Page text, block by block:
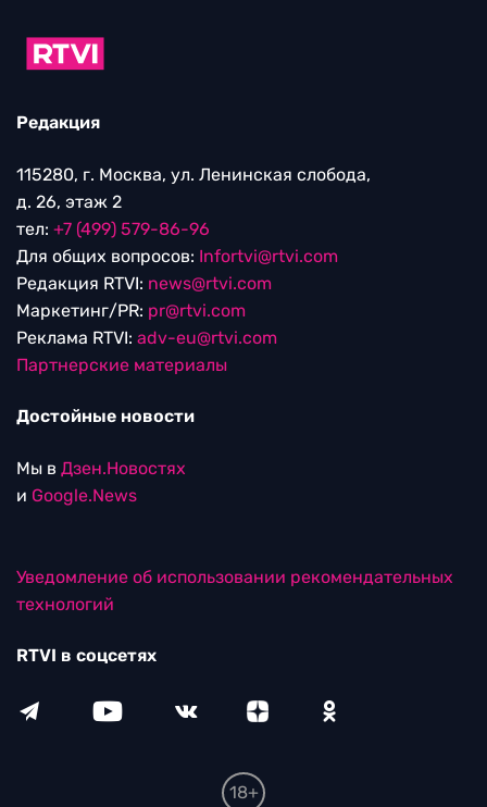
Редакция
115280, г. Москва, ул. Ленинская слобода,
д. 26, этаж 2
тел: +7 (499) 579-86-96
Для общих вопросов: Infortvi@rtvi.com
Редакция RTVI: news@rtvi.com
Маркетинг/PR: pr@rtvi.com
Реклама RTVI: adv-eu@rtvi.com
Партнерские материалы
Достойные новости
Мы в Дзен.Новостях
и Google.News
Уведомление об использовании рекомендательных
технологий
RTVI в соцсетях
18+